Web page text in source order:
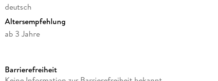
Inhalt: 250 Bügelperlen
deutsch
Altersempfehlung
ab 3 Jahre
Produktart
Barrierefreiheit